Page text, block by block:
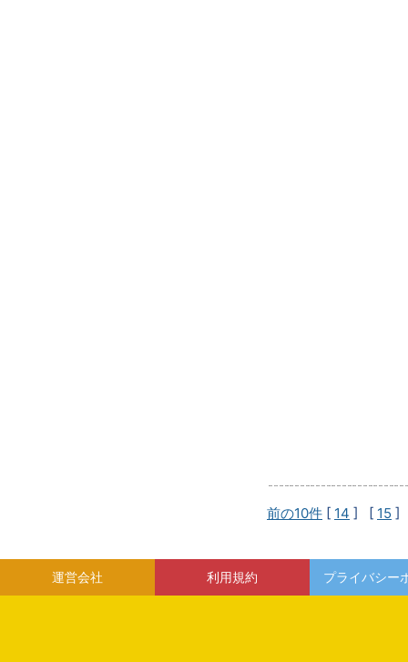
前の10件 [ 14 ] [ 15 ]
運営会社 利用規約 プライバシー